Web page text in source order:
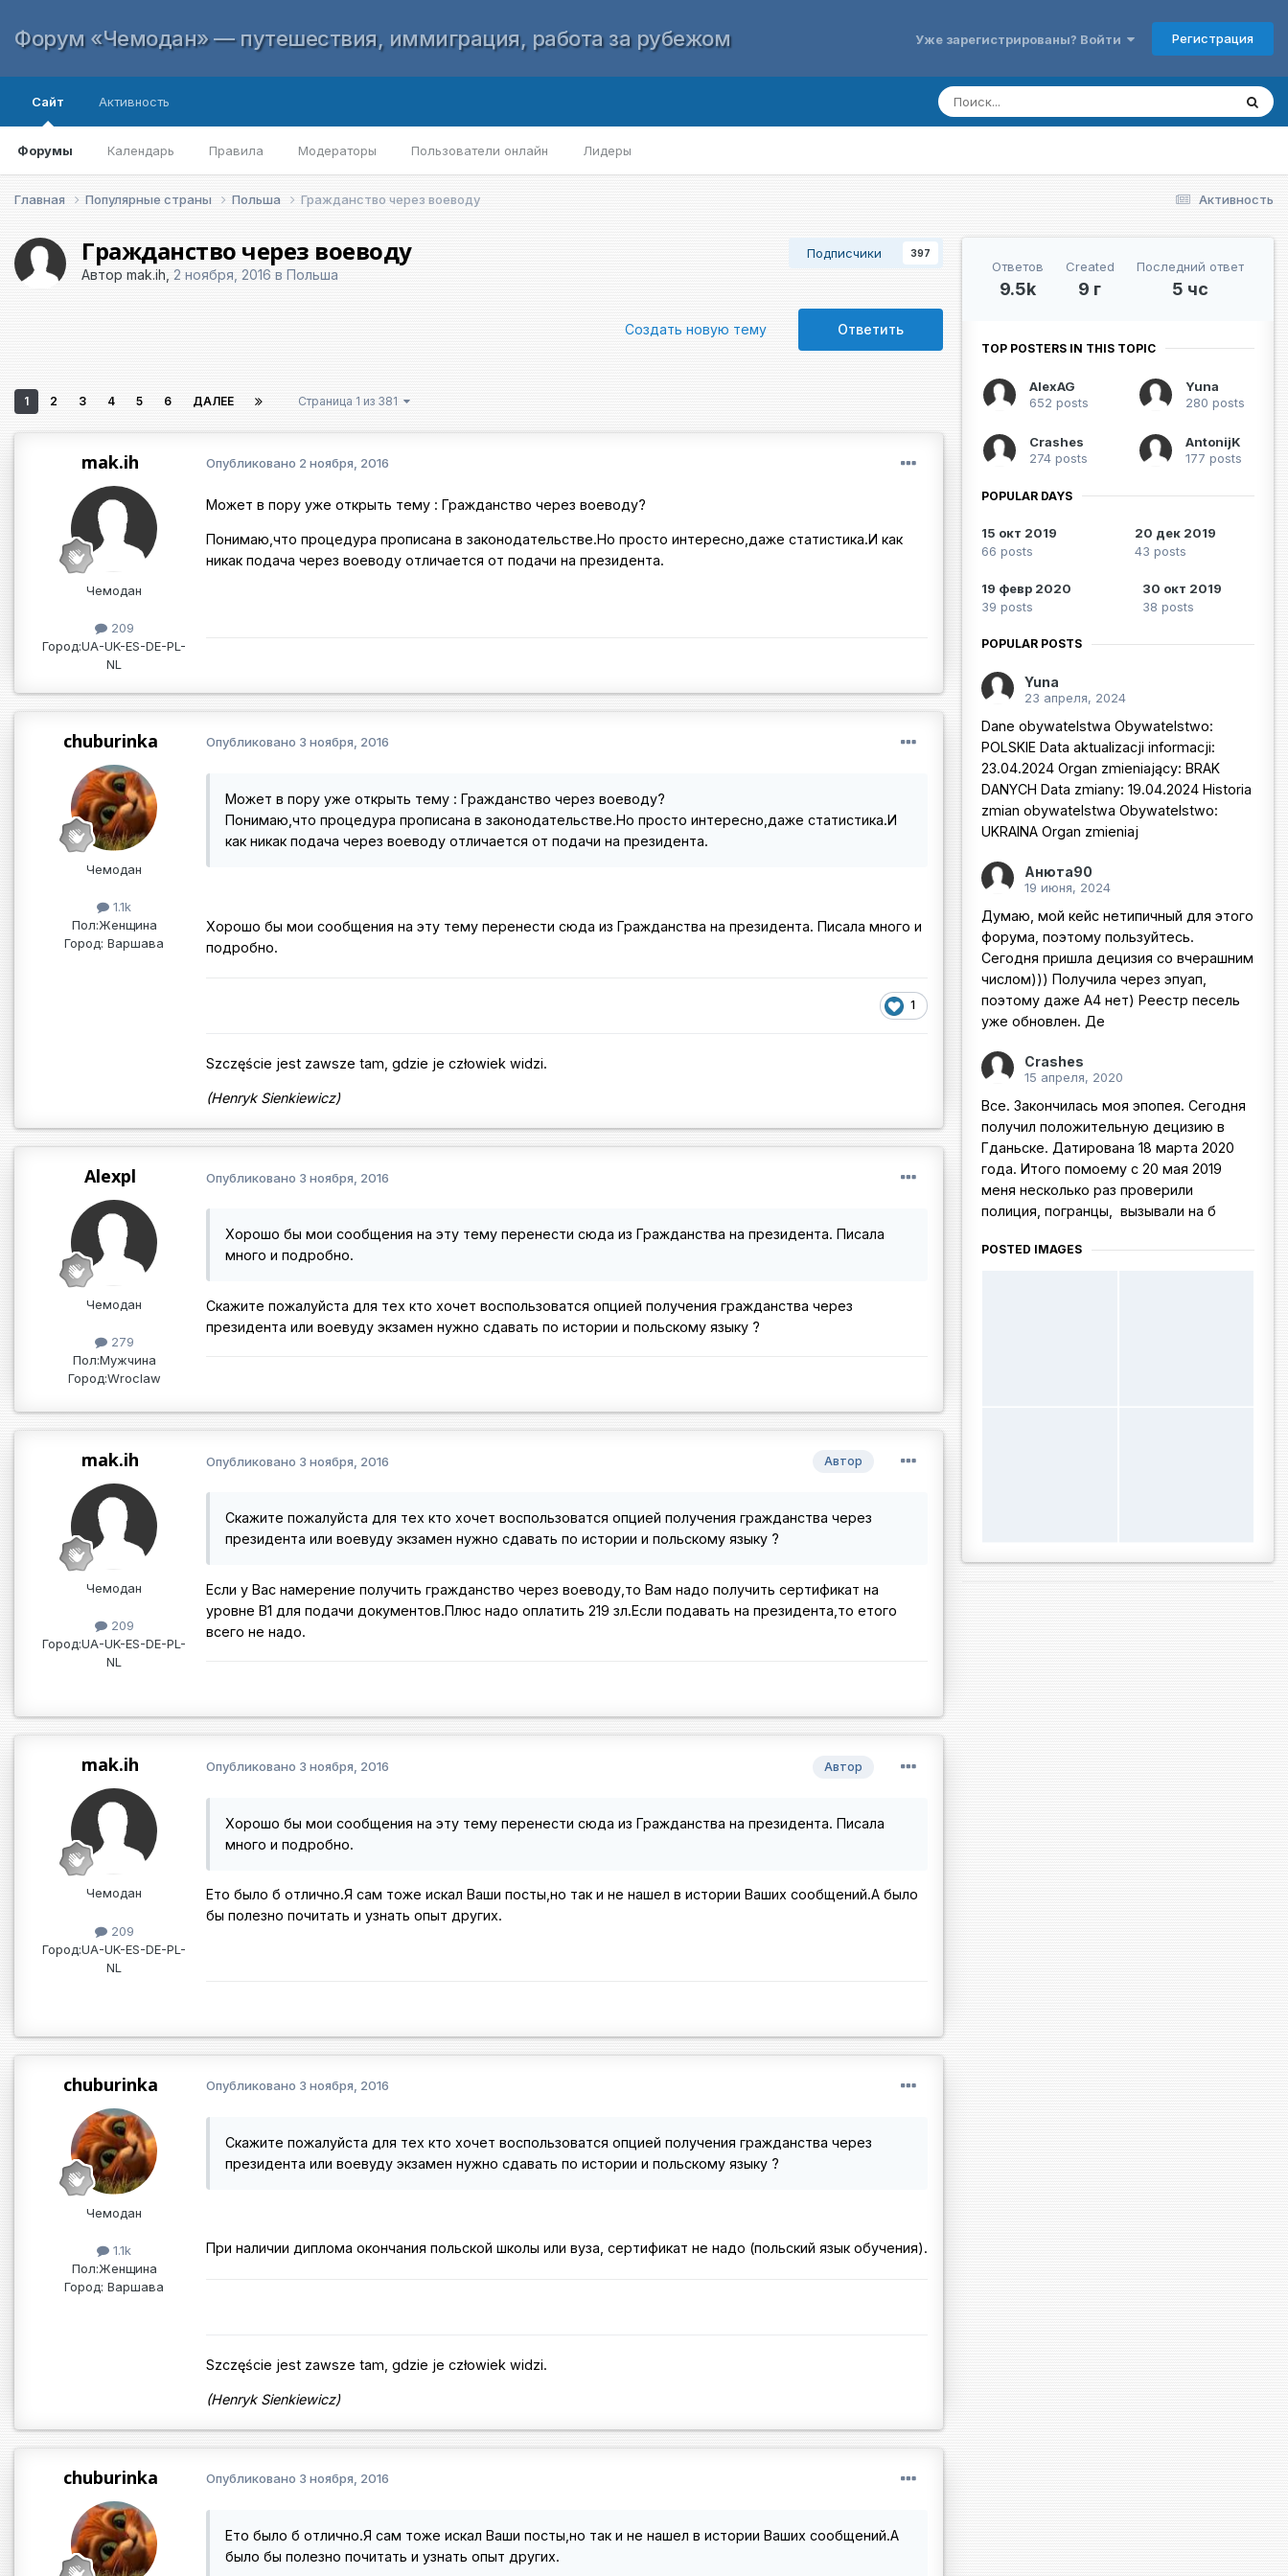
Форум «Чемодан» — путешествия, иммиграция, работа за рубежом Уже зарегистрированы? Войти Регистрация
Сайт
Форумы Календарь Правила Модераторы Пользователи онлайн Лидеры
Активность
Активность
Главная Популярные страны Польша Гражданство через воеводу
Подписчики 397
Гражданство через воеводу
Автор mak.ih 2 ноября, 2016 в Польша
Ответить
Создать новую тему
1 2 3 4 5 6 ДАЛЕЕ Страница 1 из 381
mak.ih
Чемодан
209
Город:UA-UK-ES-DE-PL-
NL
Опубликовано 2 ноября, 2016
Может в пору уже открыть тему : Гражданство через воеводу?
Понимаю,что процедура прописана в законодательстве.Но просто интересно,даже статистика.И как
никак подача через воеводу отличается от подачи на президента.
chuburinka
Чемодан
1.1k
Пол:Женщина
Город: Варшава
Опубликовано 3 ноября, 2016
Может в пору уже открыть тему : Гражданство через воеводу?
Понимаю,что процедура прописана в законодательстве.Но просто интересно,даже статистика.И
как никак подача через воеводу отличается от подачи на президента.
Хорошо бы мои сообщения на эту тему перенести сюда из Гражданства на президента. Писала много и
подробно.
1
Szczęście jest zawsze tam, gdzie je człowiek widzi.
(Henryk Sienkiewicz)
Alexpl
Чемодан
279
Пол:Мужчина
Город:Wroclaw
Опубликовано 3 ноября, 2016
Хорошо бы мои сообщения на эту тему перенести сюда из Гражданства на президента. Писала
много и подробно.
Скажите пожалуйста для тех кто хочет воспользоватся опцией получения гражданства через
президента или воевуду экзамен нужно сдавать по истории и польскому языку ?
mak.ih
Чемодан
209
Город:UA-UK-ES-DE-PL-
NL
Автор
Опубликовано 3 ноября, 2016
Скажите пожалуйста для тех кто хочет воспользоватся опцией получения гражданства через
президента или воевуду экзамен нужно сдавать по истории и польскому языку ?
Если у Вас намерение получить гражданство через воеводу,то Вам надо получить сертификат на
уровне В1 для подачи документов.Плюс надо оплатить 219 зл.Если подавать на президента,то етого
всего не надо.
mak.ih
Чемодан
209
Город:UA-UK-ES-DE-PL-
NL
Автор
Опубликовано 3 ноября, 2016
Хорошо бы мои сообщения на эту тему перенести сюда из Гражданства на президента. Писала
много и подробно.
Ето было б отлично.Я сам тоже искал Ваши посты,но так и не нашел в истории Ваших сообщений.А было
бы полезно почитать и узнать опыт других.
chuburinka
Чемодан
1.1k
Пол:Женщина
Город: Варшава
Опубликовано 3 ноября, 2016
Скажите пожалуйста для тех кто хочет воспользоватся опцией получения гражданства через
президента или воевуду экзамен нужно сдавать по истории и польскому языку ?
При наличии диплома окончания польской школы или вуза, сертификат не надо (польский язык обучения).
Szczęście jest zawsze tam, gdzie je człowiek widzi.
(Henryk Sienkiewicz)
chuburinka Опубликовано 3 ноября, 2016
Ето было б отлично.Я сам тоже искал Ваши посты,но так и не нашел в истории Ваших сообщений.А
было бы полезно почитать и узнать опыт других.
Ответов
9.5k
Created
9 г
Последний ответ
5 чс
TOP POSTERS IN THIS TOPIC
AlexAG
652 posts
Yuna
280 posts
Crashes
274 posts
AntonijK
177 posts
POPULAR DAYS
15 окт 2019
66 posts
20 дек 2019
43 posts
19 февр 2020
39 posts
30 окт 2019
38 posts
POPULAR POSTS
Yuna
23 апреля, 2024
Dane obywatelstwa Obywatelstwo:
POLSKIE Data aktualizacji informacji:
23.04.2024 Organ zmieniający: BRAK
DANYCH Data zmiany: 19.04.2024 Historia
zmian obywatelstwa Obywatelstwo:
UKRAINA Organ zmieniaj
Анюта90
19 июня, 2024
Думаю, мой кейс нетипичный для этого
форума, поэтому пользуйтесь.
Сегодня пришла децизия со вчерашним
числом))) Получила через эпуап,
поэтому даже А4 нет) Реестр песель
уже обновлен. Де
Crashes
15 апреля, 2020
Все. Закончилась моя эпопея. Сегодня
получил положительную децизию в
Гданьске. Датирована 18 марта 2020
года. Итого помоему с 20 мая 2019
меня несколько раз проверили
полиция, погранцы, вызывали на б
POSTED IMAGES